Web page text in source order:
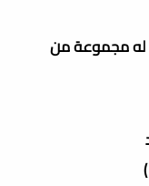
له مجموعة من